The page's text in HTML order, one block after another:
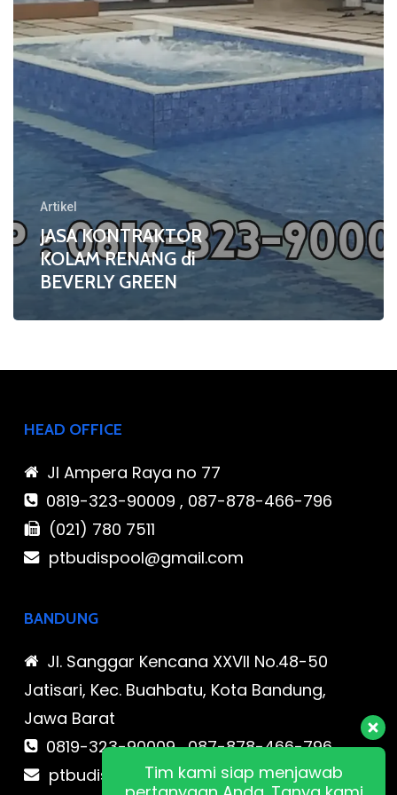
GREEN
Artikel
JASA KONTRAKTOR
KOLAM RENANG di
BEVERLY GREEN
HEAD OFFICE
Jl Ampera Raya no 77
0819-323-90009 , 087-878-466-796
(021) 780 7511
ptbudispool@gmail.com
BANDUNG
Jl. Sanggar Kencana XXVII No.48-50
Jatisari, Kec. Buahbatu, Kota Bandung,
Jawa Barat
0819-323-90009 , 087-878-466-796
ptbudispool@gmail.comTim kami siap menjawab